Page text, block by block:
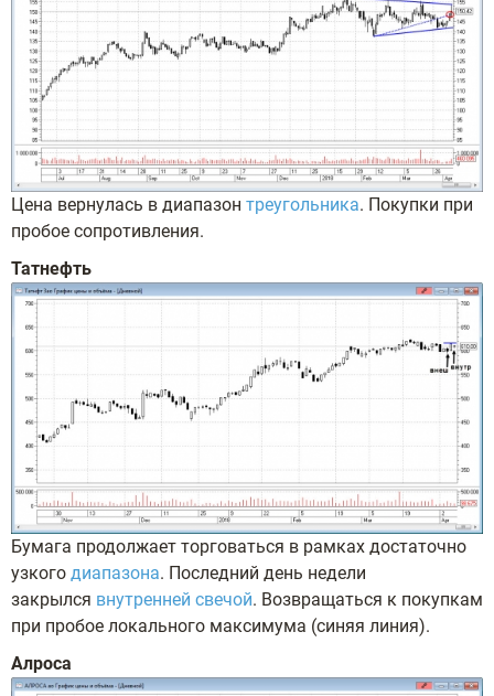
Цена вернулась в диапазон треугольника. Покупки при
пробое сопротивления.
Татнефть
Бумага продолжает торговаться в рамках достаточно
узкого диапазона. Последний день недели
закрылся внутренней свечой. Возвращаться к покупкам
при пробое локального максимума (синяя линия).
Алроса